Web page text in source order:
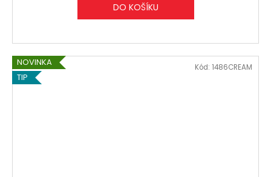
DO KOŠÍKU
NOVINKA
TIP
Kód: 1486CREAM